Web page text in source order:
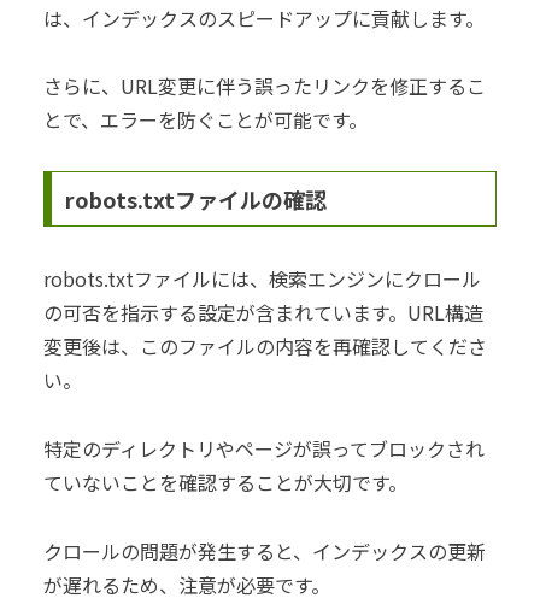
は、インデックスのスピードアップに貢献します。
さらに、URL変更に伴う誤ったリンクを修正するこ
とで、エラーを防ぐことが可能です。
robots.txtファイルの確認
robots.txtファイルには、検索エンジンにクロール
の可否を指示する設定が含まれています。URL構造
変更後は、このファイルの内容を再確認してくださ
い。
特定のディレクトリやページが誤ってブロックされ
ていないことを確認することが大切です。
クロールの問題が発生すると、インデックスの更新
が遅れるため、注意が必要です。